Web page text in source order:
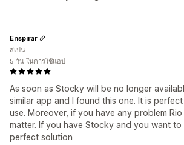
As soon as Stocky will be no longer
similar app and I found this one. It is
use. Moreover, if you have any problem
matter. If you have Stocky and you want to
perfect solution
Enspirar
สเปน
5 วัน ในการใช้แอป